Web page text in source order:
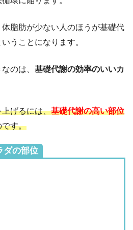
脂肪が少ない人のほうが基礎代
うことになります。
のは、 基礎代謝の効率のいいカ
げるには、基礎代謝の高い部位
です。
ダの部位